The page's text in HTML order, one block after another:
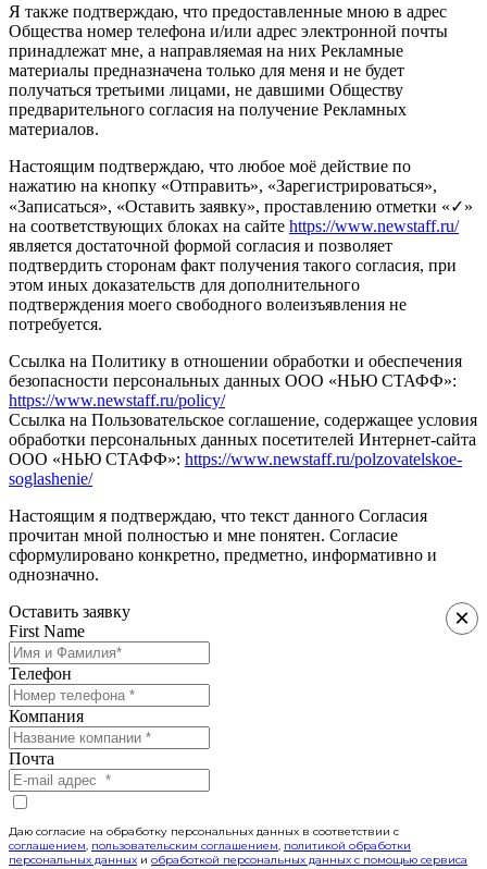
Я также подтверждаю, что предоставленные мною в адрес
Общества номер телефона и/или адрес электронной почты
принадлежат мне, а направляемая на них Рекламные
материалы предназначена только для меня и не будет
получаться третьими лицами, не давшими Обществу
предварительного согласия на получение Рекламных
материалов.
Настоящим подтверждаю, что любое моё действие по
нажатию на кнопку «Отправить», «Зарегистрироваться»,
«Записаться», «Оставить заявку», проставлению отметки «✓»
на соответствующих блоках на сайте https://www.newstaff.ru/
является достаточной формой согласия и позволяет
подтвердить сторонам факт получения такого согласия, при
этом иных доказательств для дополнительного
подтверждения моего свободного волеизъявления не
потребуется.
Ссылка на Политику в отношении обработки и обеспечения
безопасности персональных данных ООО «НЬЮ СТАФФ»:
https://www.newstaff.ru/policy/
Ссылка на Пользовательское соглашение, содержащее условия
обработки персональных данных посетителей Интернет-сайта
ООО «НЬЮ СТАФФ»: https://www.newstaff.ru/polzovatelskoe-
soglashenie/
Настоящим я подтверждаю, что текст данного Согласия
прочитан мной полностью и мне понятен. Согласие
сформулировано конкретно, предметно, информативно и
однозначно.
×
Оставить заявку
First Name
Телефон
Компания
Почта
Даю согласие на обработку персональных данных в соответствии с
соглашением, пользовательским соглашением, политикой обработки
персональных данных и обработкой персональных данных с помощью сервиса